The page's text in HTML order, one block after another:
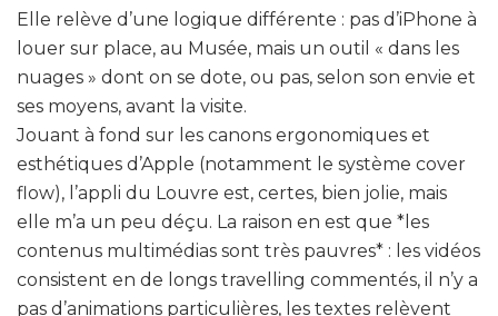
Elle relève d’une logique différente : pas d’iPhone à
louer sur place, au Musée, mais un outil « dans les
nuages » dont on se dote, ou pas, selon son envie et
ses moyens, avant la visite.
Jouant à fond sur les canons ergonomiques et
esthétiques d’Apple (notamment le système cover
flow), l’appli du Louvre est, certes, bien jolie, mais
elle m’a un peu déçu. La raison en est que *les
contenus multimédias sont très pauvres* : les vidéos
consistent en de longs travelling commentés, il n’y a
pas d’animations particulières, les textes relèvent